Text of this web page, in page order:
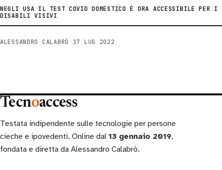
NEGLI USA IL TEST COVID DOMESTICO È ORA ACCESSIBILE PER I
DISABILI VISIVI
ALESSANDRO CALABRÒ · 17 LUG 2022
Tecnoaccess
Testata indipendente sulle tecnologie per persone
cieche e ipovedenti. Online dal 13 gennaio 2019,
fondata e diretta da Alessandro Calabrò.